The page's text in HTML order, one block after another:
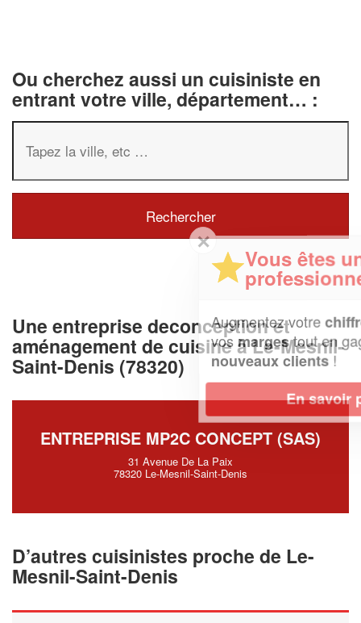
Ou cherchez aussi un cuisiniste en
entrant votre ville, département… :
Une entreprise deconception et
aménagement de cuisine à Le-Mesnil-
Saint-Denis (78320)
ENTREPRISE MP2C CONCEPT (SAS)
31 Avenue De La Paix
78320 Le-Mesnil-Saint-Denis
D’autres cuisinistes proche de Le-
Mesnil-Saint-Denis
✕
Vous êtes un
professionnel ?
Augmentez votrechiffre d'affaireset
vosmargestout en gagnant de
nouveaux clients!
En savoir plus